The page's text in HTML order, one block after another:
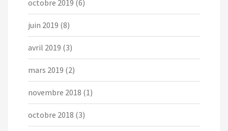
octobre 2019 (6)
juin 2019 (8)
avril 2019 (3)
mars 2019 (2)
novembre 2018 (1)
octobre 2018 (3)